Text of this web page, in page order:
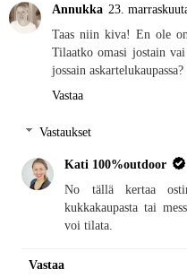
Annukka 23.
Taas niin kiva! En ole
Tilaatko omasi jostain
jossain askartelukaupassa?
Vastaa
Vastaukset
Kati 100%outdoor
No tällä kertaa
kukkakaupasta tai
voi tilata.
Vastaa